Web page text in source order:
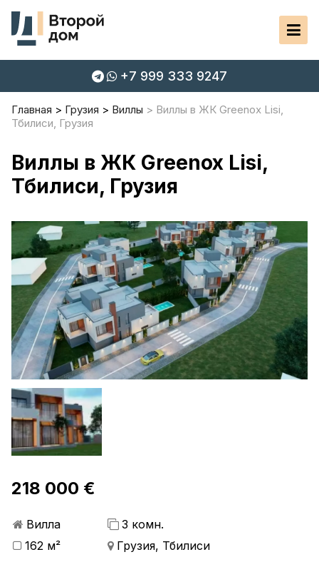
+7 999 333 9247
Главная Грузия Виллы
Виллы в ЖК Greenox Lisi,
Тбилиси, Грузия
Виллы в ЖК Greenox Lisi,
Тбилиси, Грузия
218 000 €
Вилла
3 комн.
162 м²
Грузия, Тбилиси